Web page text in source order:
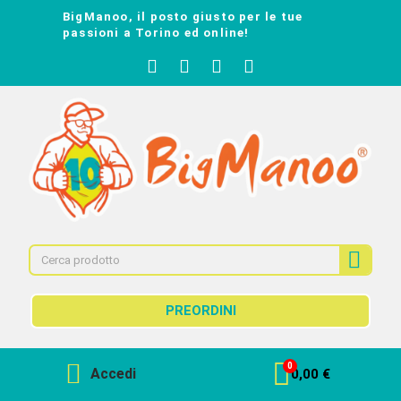
BigManoo, il posto giusto per le tue
passioni a Torino ed online!
PREORDINI
Accedi 0,00 €